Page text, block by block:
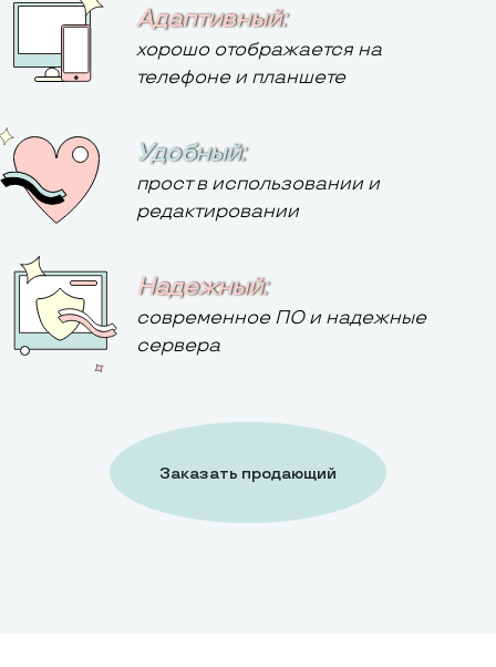
Адаптивный:
хорошо отображается на
телефоне и планшете
Удобный:
прост в использовании и
редактировании
Надежный:
современное ПО и надежные
сервера
Заказать продающий